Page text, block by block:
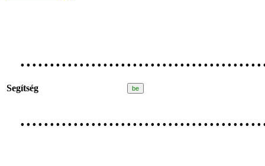
Segítség